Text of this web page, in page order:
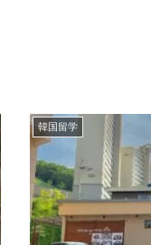
韓国留学